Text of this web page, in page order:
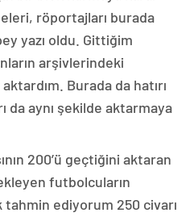
röportajları burada
yazı oldu. Gittiğim
arşivlerindeki
Burada da hatırı
da aynı şekilde aktarmaya
200’ü geçtiğini aktaran
futbolcuların
ediyorum 250 civarı